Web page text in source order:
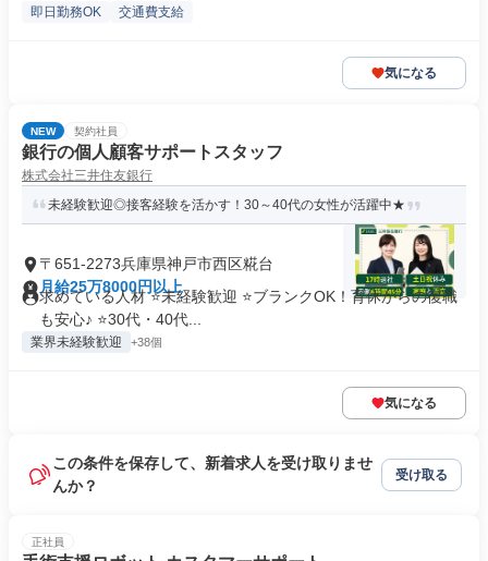
即日勤務OK 交通費支給
気になる
NEW 契約社員
銀行の個人顧客サポートスタッフ
株式会社三井住友銀行
未経験歓迎◎接客経験を活かす！30～40代の女性が活躍中★
〒651-2273兵庫県神戸市西区糀台
月給25万8000円以上
求めている人材 ⭐未経験歓迎 ⭐ブランクOK！育休からの復職
も安心♪ ⭐30代・40代...
業界未経験歓迎 +38個
気になる
この条件を保存して、新着求人を受け取りませ
んか？
受け取る
正社員